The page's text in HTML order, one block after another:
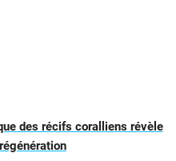
des récifs coralliens révèle